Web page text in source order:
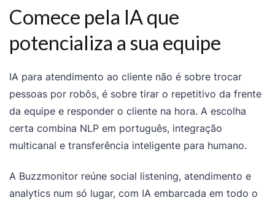
Comece pela IA que
potencializa a sua equipe
IA para atendimento ao cliente não é sobre trocar
pessoas por robôs, é sobre tirar o repetitivo da frente
da equipe e responder o cliente na hora. A escolha
certa combina NLP em português, integração
multicanal e transferência inteligente para humano.
A Buzzmonitor reúne social listening, atendimento e
analytics num só lugar, com IA embarcada em todo o